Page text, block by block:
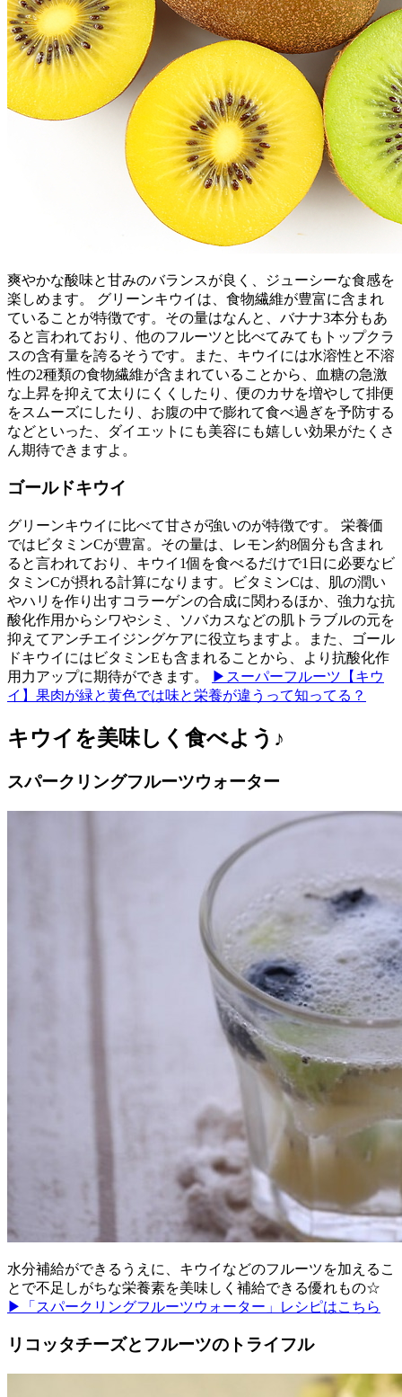
爽やかな酸味と甘みのバランスが良く、ジューシーな食感を
楽しめます。 グリーンキウイは、食物繊維が豊富に含まれ
ていることが特徴です。その量はなんと、バナナ3本分もあ
ると言われており、他のフルーツと比べてみてもトップクラ
スの含有量を誇るそうです。また、キウイには水溶性と不溶
性の2種類の食物繊維が含まれていることから、血糖の急激
な上昇を抑えて太りにくくしたり、便のカサを増やして排便
をスムーズにしたり、お腹の中で膨れて食べ過ぎを予防する
などといった、ダイエットにも美容にも嬉しい効果がたくさ
ん期待できますよ。
ゴールドキウイ
グリーンキウイに比べて甘さが強いのが特徴です。 栄養価
ではビタミンCが豊富。その量は、レモン約8個分も含まれ
ると言われており、キウイ1個を食べるだけで1日に必要なビ
タミンCが摂れる計算になります。ビタミンCは、肌の潤い
やハリを作り出すコラーゲンの合成に関わるほか、強力な抗
酸化作用からシワやシミ、ソバカスなどの肌トラブルの元を
抑えてアンチエイジングケアに役立ちますよ。また、ゴール
ドキウイにはビタミンEも含まれることから、より抗酸化作
用力アップに期待ができます。
▶スーパーフルーツ【キウ
イ】果肉が緑と黄色では味と栄養が違うって知ってる？
キウイを美味しく食べよう♪
スパークリングフルーツウォーター
水分補給ができるうえに、キウイなどのフルーツを加えるこ
とで不足しがちな栄養素を美味しく補給できる優れもの☆
▶「スパークリングフルーツウォーター」レシピはこちら
リコッタチーズとフルーツのトライフル